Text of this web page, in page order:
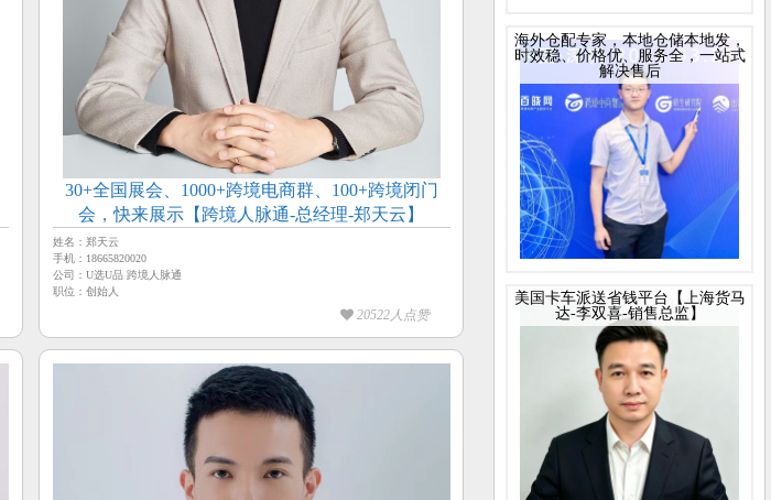
30+全国展会、1000+跨境电商群、100+跨境闭门
会，快来展示【跨境人脉通-总经理-郑天云】
姓名：郑天云
手机：18665820020
公司：U选U品 跨境人脉通
职位：创始人
20522人点赞
海外仓配专家，本地仓储本地发，
时效稳、价格优、服务全，一站式
解决售后
美国卡车派送省钱平台【上海货马
达-李双喜-销售总监】